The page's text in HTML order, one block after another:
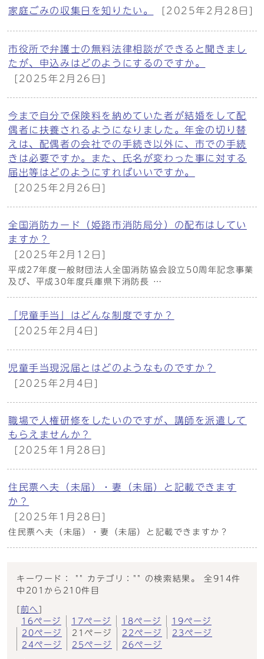
家庭ごみの収集日を知りたい。 [2025年2月28日]
市役所で弁護士の無料法律相談ができると聞きまし
たが、申込みはどのようにするのですか。
[2025年2月26日]
今まで自分で保険料を納めていた者が結婚をして配
偶者に扶養されるようになりました。年金の切り替
えは、配偶者の会社での手続き以外に、市での手続
きは必要ですか。また、氏名が変わった事に対する
届出等はどのようにすればいいですか。
[2025年2月26日]
全国消防カード（姫路市消防局分）の配布はしてい
ますか？
[2025年2月12日]
平成27年度一般財団法人全国消防協会設立50周年記念事業
及び、平成30年度兵庫県下消防長 …
「児童手当」はどんな制度ですか？
[2025年2月4日]
児童手当現況届とはどのようなものですか？
[2025年2月4日]
職場で人権研修をしたいのですが、講師を派遣して
もらえませんか？
[2025年1月28日]
住民票へ夫（未届）・妻（未届）と記載できます
か？
[2025年1月28日]
住民票へ夫（未届）・妻（未届）と記載できますか？
キーワード： "" カテゴリ："" の検索結果。 全914件
中201から210件目
前へ
16ページ
17ページ 18ページ
19ページ
20ページ
21ページ 22ページ
23ページ
24ページ
25ページ 26ページ